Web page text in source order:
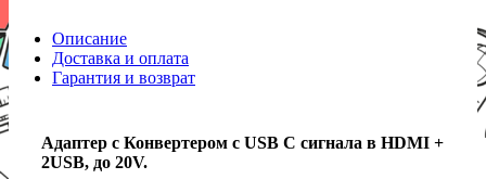
Описание
Доставка и оплата
Гарантия и возврат
Адаптер с Конвертером с USB C сигнала в HDMI +
2USB, до 20V.